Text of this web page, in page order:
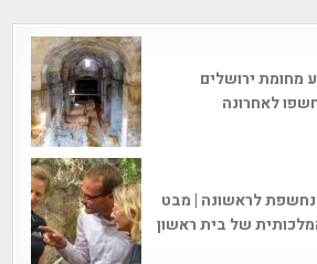
מחומת ירושלים
לאחרונה
לראשונה | מבט
של בית ראשון